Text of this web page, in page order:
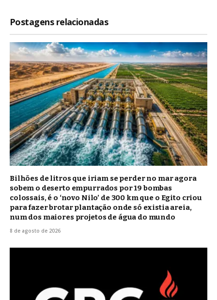
Postagens relacionadas
Bilhões de litros que iriam se perder no mar agora
sobem o deserto empurrados por 19 bombas
colossais, é o ‘novo Nilo’ de 300 km que o Egito criou
para fazer brotar plantação onde só existia areia,
num dos maiores projetos de água do mundo
8 de agosto de 2026